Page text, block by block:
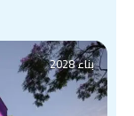
بناء 2028